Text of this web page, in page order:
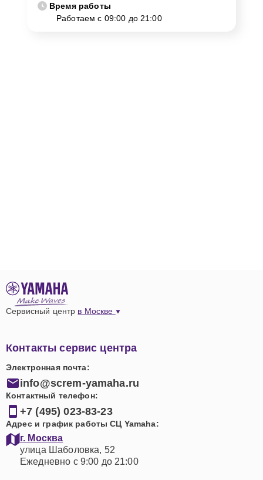
Время работы
Работаем с 09:00 до 21:00
Сервисный центр в Москве
Контакты сервис центра
Электронная почта:
info@screm-yamaha.ru
Контактный телефон:
+7 (495) 023-83-23
Адрес и график работы СЦ Yamaha:
г. Москва
улица Шаболовка, 52
Ежедневно с 9:00 до 21:00